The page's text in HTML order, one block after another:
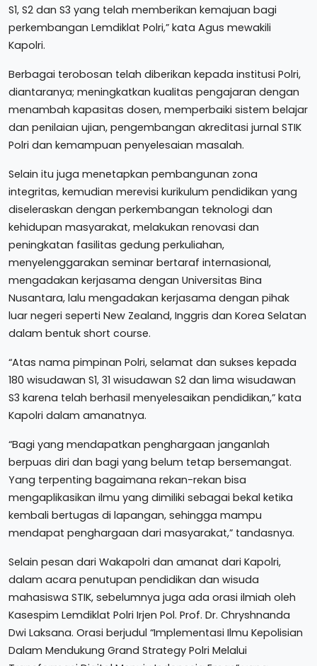
S1, S2 dan S3 yang telah memberikan kemajuan bagi
perkembangan Lemdiklat Polri,” kata Agus mewakili
Kapolri.
Berbagai terobosan telah diberikan kepada institusi Polri,
diantaranya; meningkatkan kualitas pengajaran dengan
menambah kapasitas dosen, memperbaiki sistem belajar
dan penilaian ujian, pengembangan akreditasi jurnal STIK
Polri dan kemampuan penyelesaian masalah.
Selain itu juga menetapkan pembangunan zona
integritas, kemudian merevisi kurikulum pendidikan yang
diseleraskan dengan perkembangan teknologi dan
kehidupan masyarakat, melakukan renovasi dan
peningkatan fasilitas gedung perkuliahan,
menyelenggarakan seminar bertaraf internasional,
mengadakan kerjasama dengan Universitas Bina
Nusantara, lalu mengadakan kerjasama dengan pihak
luar negeri seperti New Zealand, Inggris dan Korea Selatan
dalam bentuk short course.
“Atas nama pimpinan Polri, selamat dan sukses kepada
180 wisudawan S1, 31 wisudawan S2 dan lima wisudawan
S3 karena telah berhasil menyelesaikan pendidikan,” kata
Kapolri dalam amanatnya.
“Bagi yang mendapatkan penghargaan janganlah
berpuas diri dan bagi yang belum tetap bersemangat.
Yang terpenting bagaimana rekan-rekan bisa
mengaplikasikan ilmu yang dimiliki sebagai bekal ketika
kembali bertugas di lapangan, sehingga mampu
mendapat penghargaan dari masyarakat,” tandasnya.
Selain pesan dari Wakapolri dan amanat dari Kapolri,
dalam acara penutupan pendidikan dan wisuda
mahasiswa STIK, sebelumnya juga ada orasi ilmiah oleh
Kasespim Lemdiklat Polri Irjen Pol. Prof. Dr. Chryshnanda
Dwi Laksana. Orasi berjudul “Implementasi Ilmu Kepolisian
Dalam Mendukung Grand Strategy Polri Melalui